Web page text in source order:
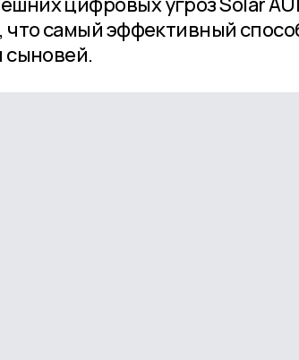
что самый эффективный
сыновей.